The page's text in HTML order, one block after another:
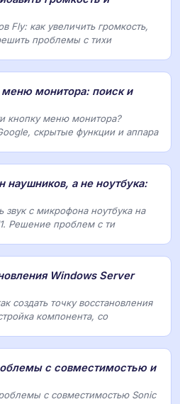
Fly: как увеличить громкость,
проблемы с тихи
меню монитора: поиск и
кнопку меню монитора?
скрытые функции и аппара
наушников, а не ноутбука:
звук с микрофона ноутбука на
Решение проблем с ти
Windows Server
создать точку восстановления
компонента, со
с совместимостью и
с совместимостью Sonic